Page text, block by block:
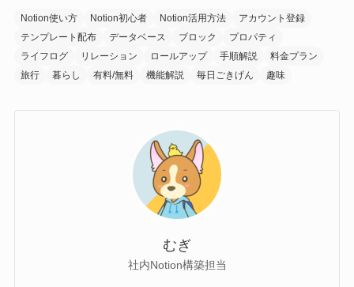
Notion使い方 Notion初心者 Notion活用方法
アカウント登録
テンプレート配布
データベース ブロック
プロパティ
ライフログ
リレーション ロールアップ 手順解説
料金プラン
旅行
暮らし 有料/無料 機能解説 毎日ごきげん 趣味
むぎ
社内Notion構築担当